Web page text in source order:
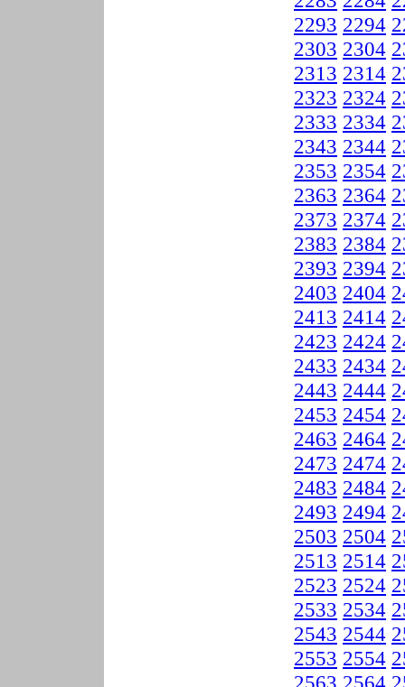
2293 2294
2303 2304
2313 2314
2323 2324
2333 2334
2343 2344
2353 2354
2363 2364
2373 2374
2383 2384
2393 2394
2403 2404
2413 2414
2423 2424
2433 2434
2443 2444
2453 2454
2463 2464
2473 2474
2483 2484
2493 2494
2503 2504
2513 2514
2523 2524
2533 2534
2543 2544
2553 2554